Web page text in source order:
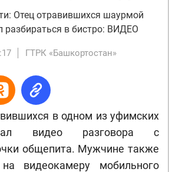
Отец отравившихся шаурмой
разбираться в бистро: ВИДЕО
ГТРК «Башкортостан»
в одном из уфимских
видео разговора с
общепита. Мужчине также
видеокамеру мобильного